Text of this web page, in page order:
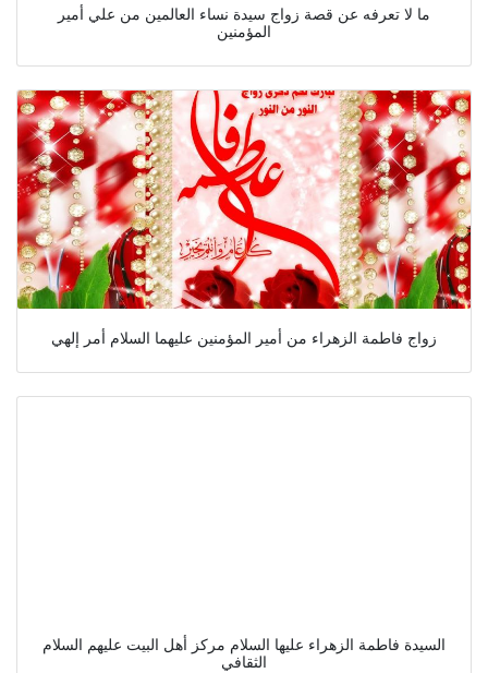
ما لا تعرفه عن قصة زواج سيدة نساء العالمين من علي أمير
المؤمنين
زواج فاطمة الزهراء من أمير المؤمنين عليهما السلام أمر إلهي
السيدة فاطمة الزهراء عليها السلام مركز أهل البيت عليهم السلام
الثقافي